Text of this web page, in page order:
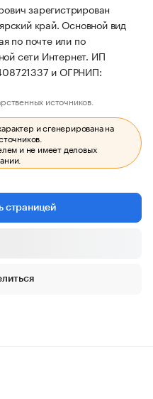
зарегистрирован
край. Основной вид
по почте или по
сети Интернет. ИП
и ОГРНИП:
источников.
и сгенерирована на
и не имеет деловых
страницей